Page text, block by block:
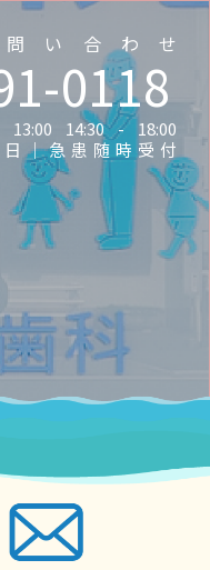
い合わせ
0118
14:30 - 18:00
｜急患随時受付